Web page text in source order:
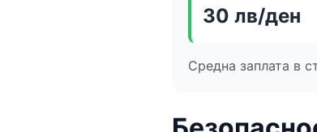
30 лв/ден
Средна заплата в